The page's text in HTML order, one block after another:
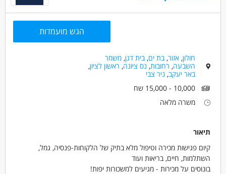
אחזקה וניקיון - מפקח/ת
מאפייני משרה
לא נדרש ניסיון
עבודה זמנית
עבודה בלילה
כולל שישי
עבודה בשעות גמישות
מתאים כעבודה שניה
הגש מועמדות
חולון,אזור,בת ים,בית דגן,משמר
השבעה, רחובות, נס ציונה, ראשון לציון,
באר יעקב, ניר צבי
10,000 - 15,000 שח
משרה מלאה
תיאור
קיום פגישות מכירה וטיפול מלא בתיק של הלקוחות-פנסיה, גמל,
השתלמות, חיים, בריאות ועוד
בונוסים על מכירות - מגיעים למשכורות יפות!